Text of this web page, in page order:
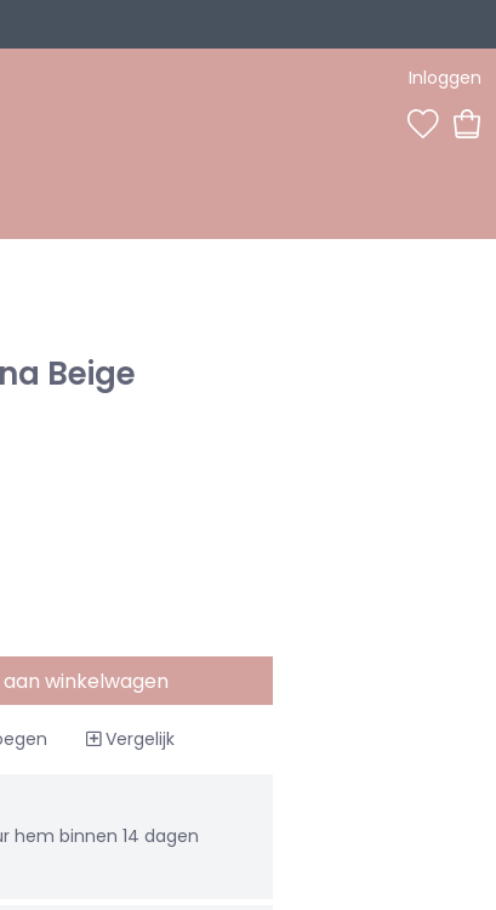
Inloggen
Beige
winkelwagen
Vergelijk
hem binnen 14 dagen